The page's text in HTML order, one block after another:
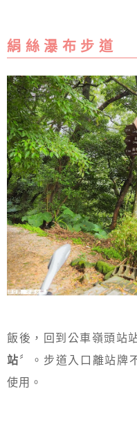
絹 絲 瀑 布 步 道
飯後，回到公車嶺頭站
站〞。步道入口離站牌
使用。